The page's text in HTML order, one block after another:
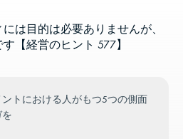
は目的は必要ありませんが、
【経営のヒント 577】
トにおける人がもつ5つの側面